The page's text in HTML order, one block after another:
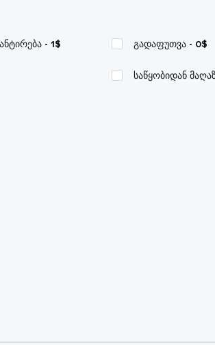
- 1$ გადაფუთვა - 0$
საწყობიდან